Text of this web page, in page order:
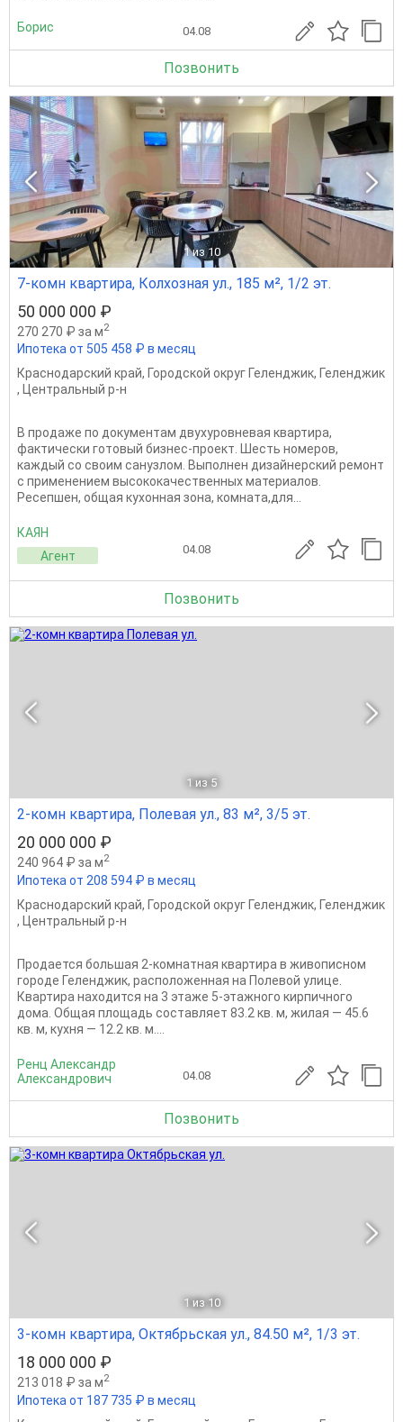
Борис 04.08
Позвонить
1 из 10
7-комн квартира, Колхозная ул., 185 м², 1/2 эт.
50 000 000 ₽
270 270 ₽ за м2
Ипотека от 505 458 ₽ в месяц
Краснодарский край, Городской округ Геленджик, Геленджик
, Центральный р-н
В продаже по документам двухуровневая квартира,
фактически готовый бизнес-проект. Шесть номеров,
каждый со своим санузлом. Выполнен дизайнерский ремонт
с применением высококачественных материалов.
Ресепшен, общая кухонная зона, комната,для...
КАЯН
Агент
04.08
Позвонить
1 из 5
2-комн квартира, Полевая ул., 83 м², 3/5 эт.
20 000 000 ₽
240 964 ₽ за м2
Ипотека от 208 594 ₽ в месяц
Краснодарский край, Городской округ Геленджик, Геленджик
,
Центральный р-н
Продается большая 2-комнатная квартира в живописном
городе Геленджик, расположенная на Полевой улице.
Квартира находится на 3 этаже 5-этажного кирпичного
дома. Общая площадь составляет 83.2 кв. м, жилая — 45.6
кв. м, кухня — 12.2 кв. м....
Ренц Александр
Александрович
04.08
Позвонить
1 из 10
3-комн квартира, Октябрьская ул., 84.50 м², 1/3 эт.
18 000 000 ₽
213 018 ₽ за м2
Ипотека от 187 735 ₽ в месяц